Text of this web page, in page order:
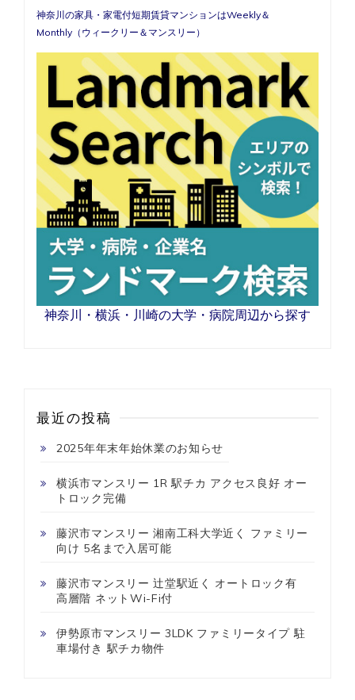
立
地
神奈川の家具・家電付短期賃貸マンションはWeekly＆
Monthly（ウィークリー＆マンスリー）
神奈川・横浜・川崎の大学・病院周辺から探す
最近の投稿
2025年年末年始休業のお知らせ
横浜市マンスリー 1R 駅チカ アクセス良好 オー
トロック完備
藤沢市マンスリー 湘南工科大学近く ファミリー
向け 5名まで入居可能
藤沢市マンスリー 辻堂駅近く オートロック有
高層階 ネットWi-Fi付
伊勢原市マンスリー 3LDK ファミリータイプ 駐
車場付き 駅チカ物件